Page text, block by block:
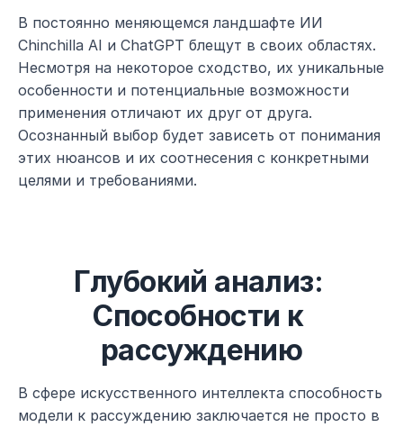
В постоянно меняющемся ландшафте ИИ
Chinchilla AI и ChatGPT блещут в своих областях.
Несмотря на некоторое сходство, их уникальные
особенности и потенциальные возможности
применения отличают их друг от друга.
Осознанный выбор будет зависеть от понимания
этих нюансов и их соотнесения с конкретными
целями и требованиями.
Глубокий анализ:
Способности к
рассуждению
В сфере искусственного интеллекта способность
модели к рассуждению заключается не просто в